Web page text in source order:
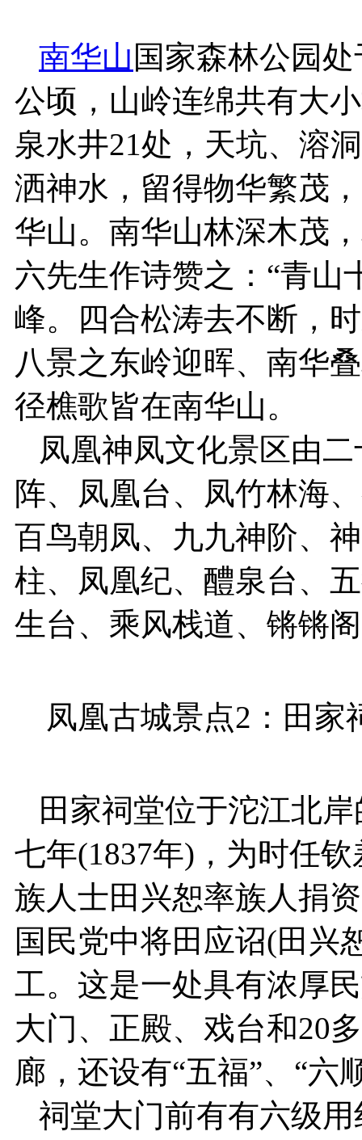
南华山 国家森林公园
公顷，山岭连绵共有大
泉水井21处，天坑、溶
洒神水，留得物华繁茂
华山。南华山林深木茂
六先生作诗赞之：“青山
峰。四合松涛去不断，
八景之东岭迎晖、南华
径樵歌皆在南华山。
凤凰神凤文化景区由
阵、凤凰台、凤竹林海
百鸟朝凤、九九神阶、
柱、凤凰纪、醴泉台、
生台、乘风栈道、锵锵
凤凰古城景点2：田家
田家祠堂位于沱江北
七年(1837年)，为时任
族人士田兴恕率族人捐
国民党中将田应诏(田兴
工。这是一处具有浓厚
大门、正殿、戏台和20
廊，还设有“五福”、“六
祠堂大门前有有六级